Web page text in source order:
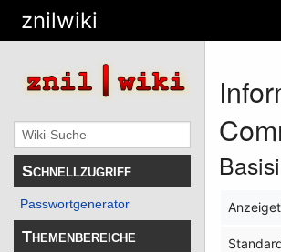
znilwiki
Schnellzugriff
Passwortgenerator
Themenbereiche